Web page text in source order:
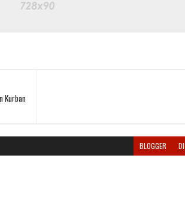
Kurban
BLOGGER